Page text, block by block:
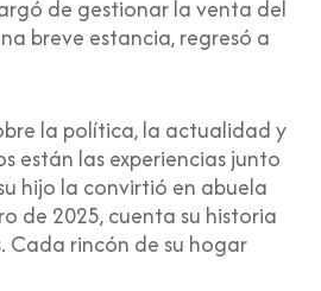
de gestionar la venta del
breve estancia, regresó a
la política, la actualidad y
están las experiencias junto
hijo la convirtió en abuela
de 2025, cuenta su historia
Cada rincón de su hogar